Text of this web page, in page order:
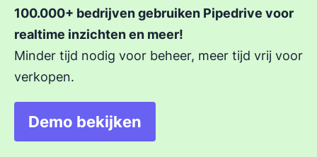
100.000+ bedrijven gebruiken Pipedrive voor
realtime inzichten en meer!
Minder tijd nodig voor beheer, meer tijd vrij voor
verkopen.
Demo bekijken